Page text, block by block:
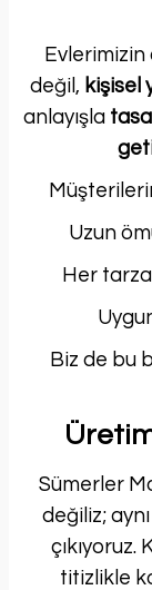
Evlerimizin
değil, kişisel
anlayışla
Uzun
Her
Biz de bu
Sümerler
değiliz;
titizlikle